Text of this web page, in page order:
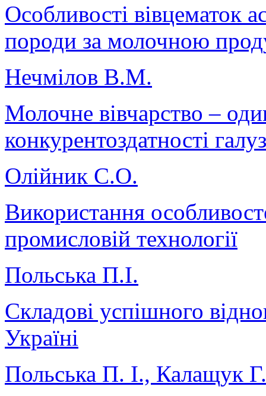
Особливості вівцематок
породи за молочною
Нечмілов В.М.
Молочне вівчарство –
конкурентоздатності
Олійник С.О.
Використання
промисловій технології
Польська П.І.
Складові успішного
Україні
Польська П. І., Калащук